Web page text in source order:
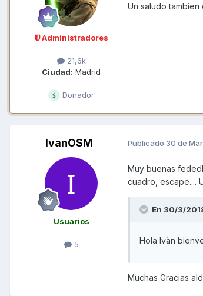
Administradores
21,6k
Ciudad: Madrid
Donador
Un saludo
IvanOSM
Usuarios
5
Publicado 30 de
Muy buenas
cuadro, escape....
En 30/3/
Hola Ivàn
Muchas Gracias